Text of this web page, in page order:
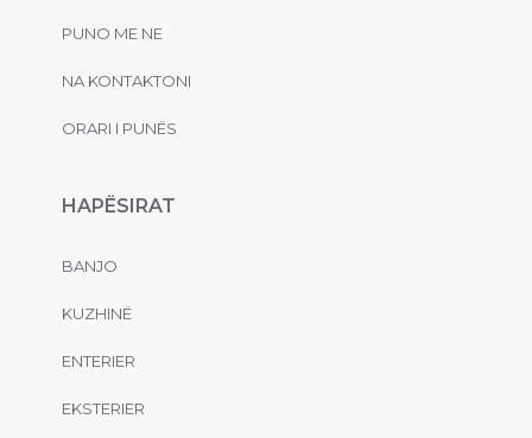
PUNO ME NE
NA KONTAKTONI
ORARI I PUNËS
HAPËSIRAT
BANJO
KUZHINË
ENTERIER
EKSTERIER